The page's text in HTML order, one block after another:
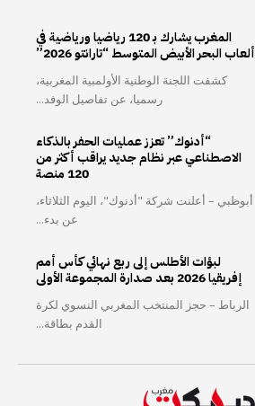
المغرب يشارك بـ 120 رياضيا ورياضية في
ألعاب البحر الأبيض المتوسط “تارانتو 2026”
كشفت اللجنة الوطنية الأولمبية المغربية،
رسميا، عن تفاصيل الوفد...
“أدنوك” تعزز عمليات الحفر بالذكاء
الاصطناعي عبر نظام جديد يراقب أكثر من
120 منصة
أبوظبي – أعلنت شركة "أدنوك"، اليوم الثلاثاء،
عن بدء...
لبؤات الأطلس إلى ربع نهائي كأس أمم
إفريقيا 2026 بعد صدارة المجموعة الأولى
الرباط – حجز المنتخب المغربي النسوي لكرة
القدم بطاقة...